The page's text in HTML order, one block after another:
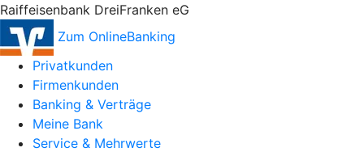
Raiffeisenbank DreiFranken eG
Zum OnlineBanking
Privatkunden
Firmenkunden
Banking & Verträge
Meine Bank
Service & Mehrwerte